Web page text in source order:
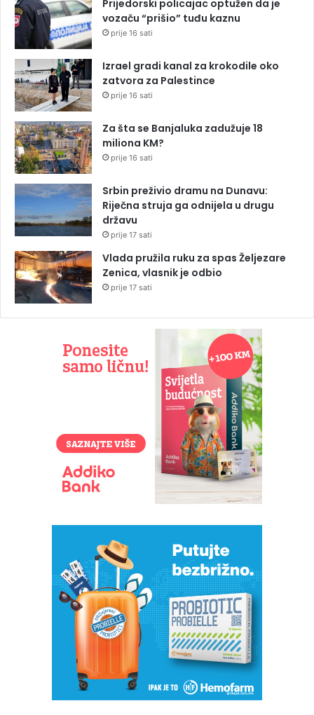
Prijedorski policajac optužen da je
vozaču “prišio” tuđu kaznu
prije 16 sati
Izrael gradi kanal za krokodile oko
zatvora za Palestince
prije 16 sati
Za šta se Banjaluka zadužuje 18
miliona KM?
prije 16 sati
Srbin preživio dramu na Dunavu:
Riječna struja ga odnijela u drugu
državu
prije 17 sati
Vlada pružila ruku za spas Željezare
Zenica, vlasnik je odbio
prije 17 sati